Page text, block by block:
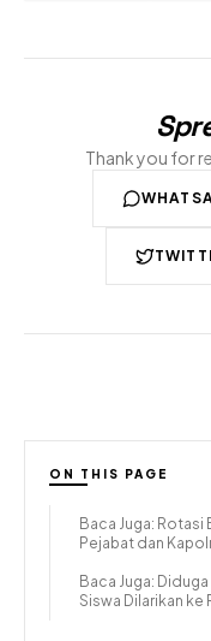
Thank you for
ON THIS PAGE
Baca Juga: Rotasi
Pejabat dan
Baca Juga:
Siswa Dilarikan ke